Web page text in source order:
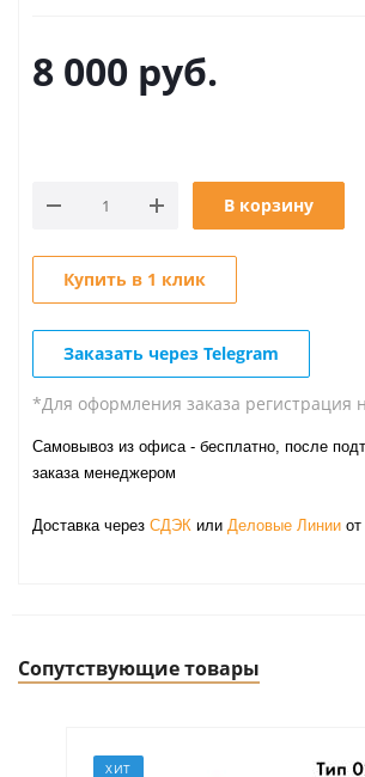
8 000 руб.
В корзину
Купить в 1 клик
Заказать через Telegram
*Для оформления заказа регистрация
Самовывоз из офиса - бесплатно, после
заказа менеджером
Доставка через СДЭК или Деловые Линии
Сопутствующие товары